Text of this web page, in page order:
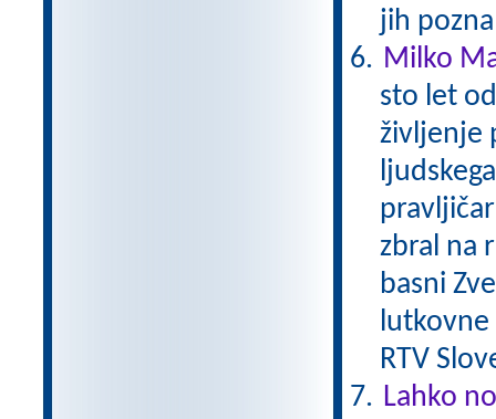
jih
Milko
sto let
življenje
zbral na
basni
lutkovne
RTV
Lahko